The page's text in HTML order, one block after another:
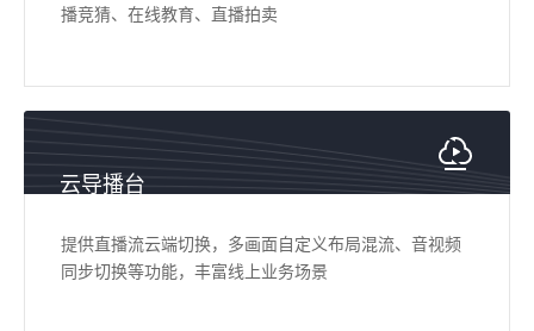
播竞猜、在线教育、直播拍卖
云导播台
提供直播流云端切换，多画面自定义布局混流、音视频
同步切换等功能，丰富线上业务场景